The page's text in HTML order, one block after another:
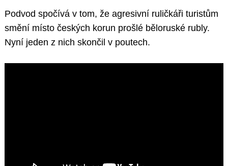
Podvod spočívá v tom, že agresivní ruličkáři turistům
smění místo českých korun prošlé běloruské rubly.
Nyní jeden z nich skončil v poutech.